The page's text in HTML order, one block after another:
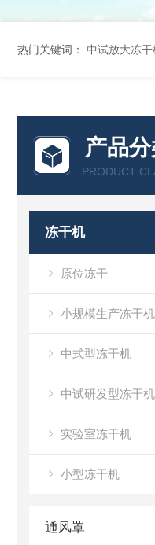
热门关键词： 中试放大冻
产品
PRODUCT
冻干机
原位冻干
小规模生产冻干机
中式型冻干机
中试研发型冻干机
实验室冻干机
小型冻干机
通风罩